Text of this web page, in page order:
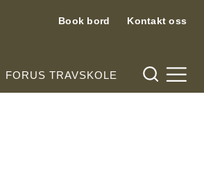
Book bord Kontakt oss
FORUS TRAVSKOLE